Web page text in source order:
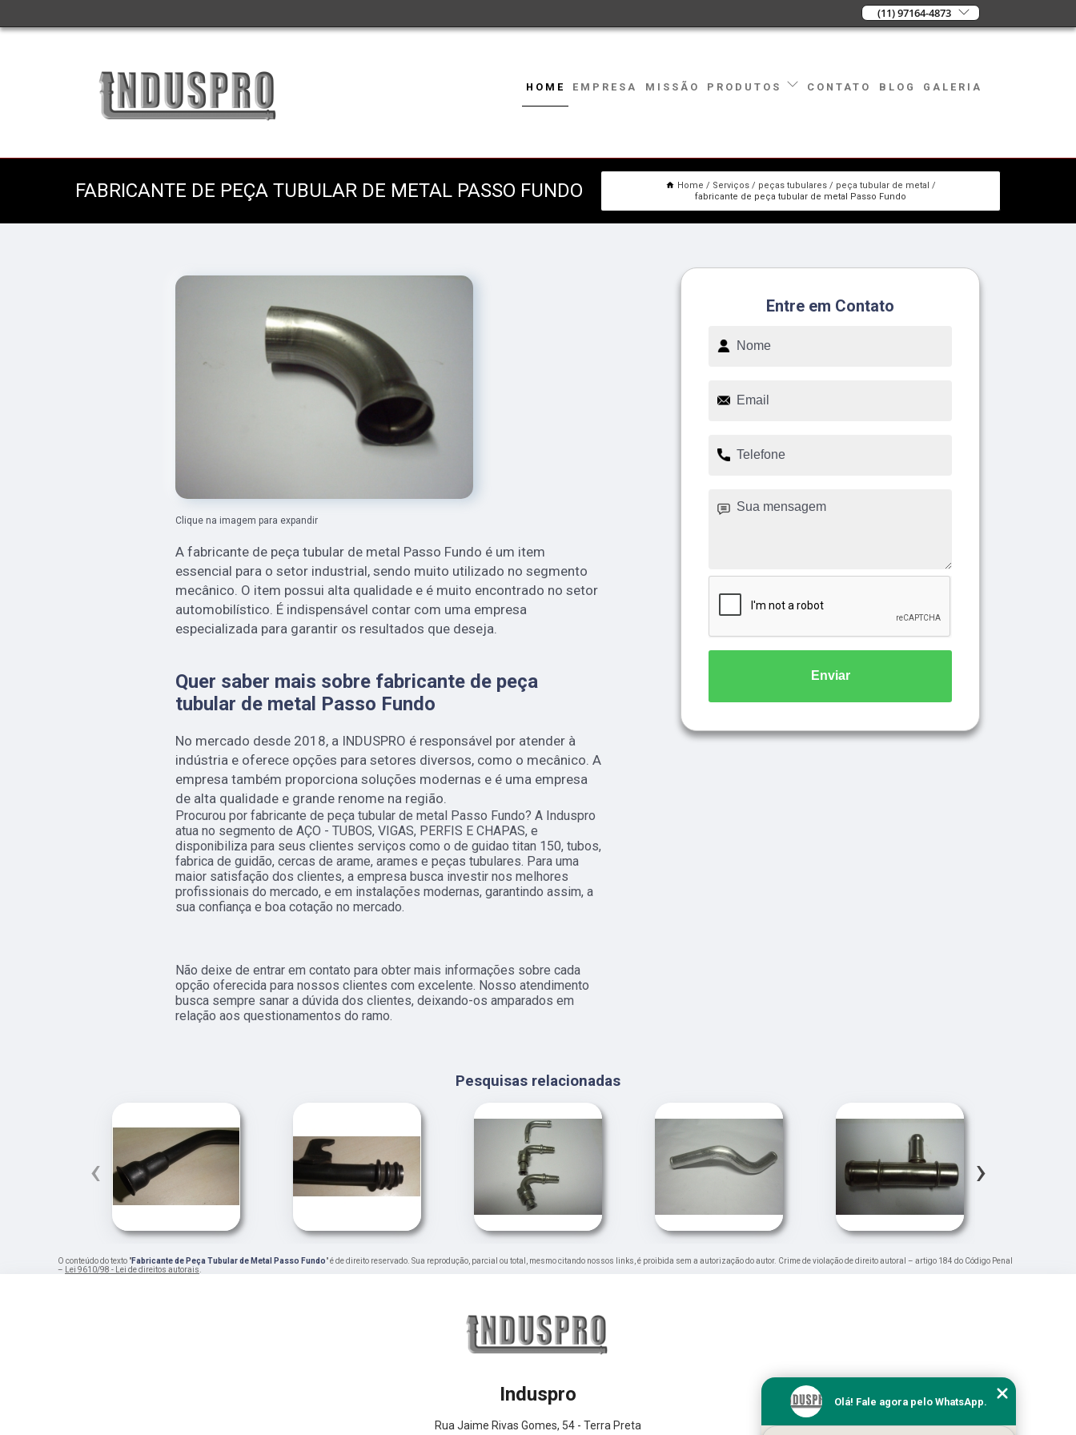
(11) 97164-4873
HOME EMPRESA MISSÃO PRODUTOS CONTATO BLOG GALERIA
FABRICANTE DE PEÇA TUBULAR DE METAL PASSO FUNDO Home Serviços peças tubulares
peça tubular de metal
fabricante de peça tubular de metal Passo Fundo
Clique na imagem para expandir
A fabricante de peça tubular de metal Passo Fundo é um item
essencial para o setor industrial, sendo muito utilizado no segmento
mecânico. O item possui alta qualidade e é muito encontrado no setor
automobilístico. É indispensável contar com uma empresa
especializada para garantir os resultados que deseja.
Quer saber mais sobre fabricante de peça
tubular de metal Passo Fundo
No mercado desde 2018, a INDUSPRO é responsável por atender à
indústria e oferece opções para setores diversos, como o mecânico. A
empresa também proporciona soluções modernas e é uma empresa
de alta qualidade e grande renome na região.
Procurou por fabricante de peça tubular de metal Passo Fundo? A Induspro
atua no segmento de AÇO - TUBOS, VIGAS, PERFIS E CHAPAS, e
disponibiliza para seus clientes serviços como o de guidao titan 150, tubos,
fabrica de guidão, cercas de arame, arames e peças tubulares. Para uma
maior satisfação dos clientes, a empresa busca investir nos melhores
profissionais do mercado, e em instalações modernas, garantindo assim, a
sua confiança e boa cotação no mercado.
Não deixe de entrar em contato para obter mais informações sobre cada
opção oferecida para nossos clientes com excelente. Nosso atendimento
busca sempre sanar a dúvida dos clientes, deixando-os amparados em
relação aos questionamentos do ramo.
Entre em Contato
Enviar
Pesquisas relacionadas
‹ ›
O conteúdo do texto "Fabricante de Peça Tubular de Metal Passo Fundo" é de direito reservado. Sua reprodução, parcial ou total, mesmo citando nossos links, é proibida sem a autorização do autor. Crime de violação de direito autoral – artigo 184 do Código Penal
– Lei 9610/98 - Lei de direitos autorais.
Induspro
Rua Jaime Rivas Gomes, 54 - Terra Preta
Olá! Fale agora pelo WhatsApp.